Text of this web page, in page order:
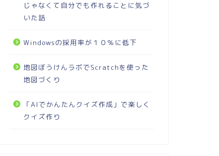
じゃなくて自分でも作れることに気づ
いた話
Windowsの採用率が１０％に低下
地図ぼうけんラボでScratchを使った
地図づくり
「AIでかんたんクイズ作成」で楽しく
クイズ作り